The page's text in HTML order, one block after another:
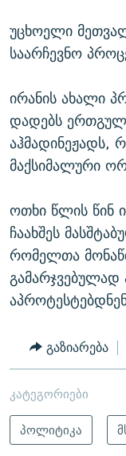
უცხოელი
საარჩევნო
ირანის ახალი
დადებს
აჰმადინეჟადს,
მაქსიმალური
ოთხი წლის წინ
ჩაახშეს
რომელთა
გამარჯვებულად
გაზიარება
კატეგორიები
პოლიტიკა